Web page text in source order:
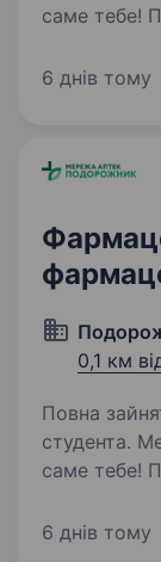
саме тебе!
Кути! Що для нас
6 днів тому
0,1 км
Повна
студента. Мережа аптек Подорожник шукає
саме тебе!
Кути! Що для нас
6 днів тому